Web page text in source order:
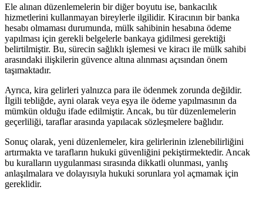
Ele alınan düzenlemelerin bir diğer boyutu ise,⁣ bankacılık
hizmetlerini kullanmayan bireylerle ilgilidir.​ Kiracının bir banka
hesabı ⁢olmaması durumunda, mülk sahibinin hesabına ödeme
yapılması için gerekli belgelerle ‍bankaya gidilmesi gerektiği
belirtilmiştir. Bu, sürecin sağlıklı işlemesi⁢ ve kiracı⁢ ile mülk sahibi
⁤arasındaki ilişkilerin⁢ güvence altına alınması açısından⁢ önem⁢
taşımaktadır.
Ayrıca, ⁤kira gelirleri yalnızca para ​ile ödenmek zorunda değildir.‌
İlgili tebliğde, ayni olarak ⁣veya eşya ile ödeme ‌yapılmasının ‌da
mümkün olduğu‍ ifade edilmiştir. Ancak, bu tür düzenlemelerin
geçerliliği, taraflar arasında yapılacak sözleşmelere bağlıdır.
Sonuç olarak, yeni düzenlemeler, kira gelirlerinin izlenebilirliğini
artırmakta ve ⁤tarafların hukuki güvenliğini pekiştirmektedir. Ancak
bu kuralların uygulanması sırasında dikkatli olunması, yanlış
anlaşılmalara ‍ve dolayısıyla‍ hukuki sorunlara yol açmamak için
gereklidir.